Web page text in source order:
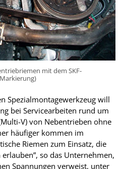
mit dem SKF-
Spezialmontagewerkzeug will
bei Servicearbeiten rund um
V) von Nebentrieben ohne
häufiger kommen im
Riemen zum Einsatz, die
so das Unternehmen,
Spannungen verweist, unter